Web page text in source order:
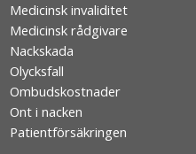
Medicinsk invaliditet
Medicinsk rådgivare
Nackskada
Olycksfall
Ombudskostnader
Ont i nacken
Patientförsäkringen